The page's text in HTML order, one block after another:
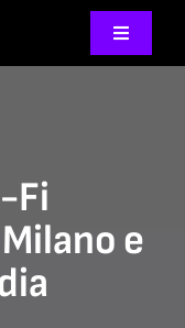
Toggle
Blog |
Fi
e